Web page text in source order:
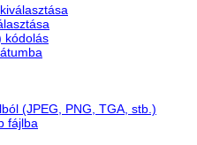
kódolás
(JPEG, PNG, TGA, stb.)
fájlba